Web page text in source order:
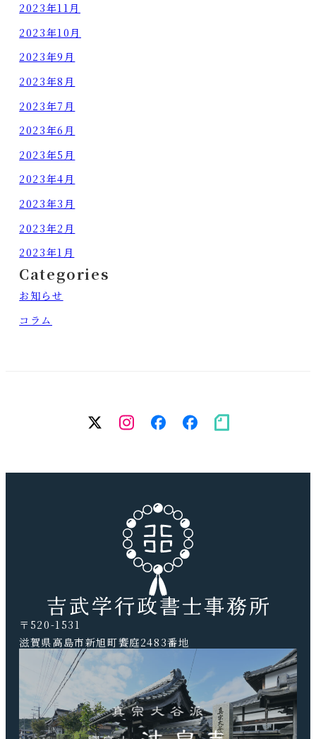
2023年11月
2023年10月
2023年9月
2023年8月
2023年7月
2023年6月
2023年5月
2023年4月
2023年3月
2023年2月
2023年1月
Categories
お知らせ
コラム
twitter
Instagram
facebook（個
人）
facebook（
務
note
〒520-1531
滋賀県高島市新旭町饗庭2483番地
TEL.0740-20-9041 FAX.0740-20-9042